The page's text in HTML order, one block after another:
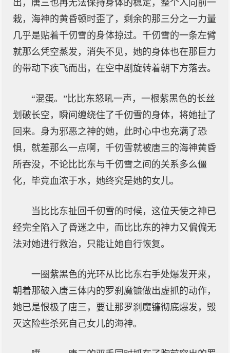
出，唐三也再无法保持身体的稳定，整个人向前一
栽，海神的黄昏顿时歪了，剩余的那三分之一力量
几乎是贴着千仞雪的身体掠过。千仞雪的一条左臂
就那么凭空蒸发，消失不见，她的身体也在那巨力
的带动下疾飞而出，在空中剧旋转着朝下方落去。
“混蛋。”比比东怒吼一声，一根紫黑色的长丝
划破长空，瞬间缠绕住了千仞雪的身体，将她扯了
回来。身为邪恶之神的她，此时心中也充满了恐
惧，就差那么一点啊，千仞雪就被唐三的海神黄昏
所吞没，不论比比东与千仞雪之间的关系多么僵
化，毕竟血浓于水，她终究是她的女儿。
当比比东扯回千仞雪的时候，这位天使之神已
经完全陷入了昏迷之中，而比比东的神力又偏偏无
法对她进行救治，只能让她自行恢复。
一圈紫黑色的光环从比比东右手处爆发开来，
朝着那破入唐三体内的罗刹魔镰做出虚抓的动作，
她已是恨极了唐三，要让那罗刹魔镰彻底爆发，毁
灭这险些杀死自己女儿的海神。